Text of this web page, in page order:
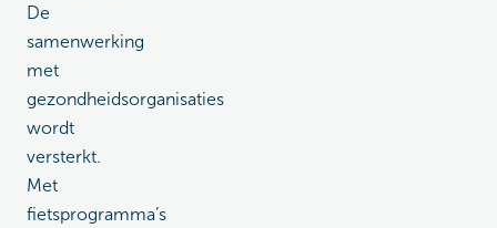
De
samenwerking
met
gezondheidsorganisaties
wordt
versterkt.
Met
fietsprogramma’s